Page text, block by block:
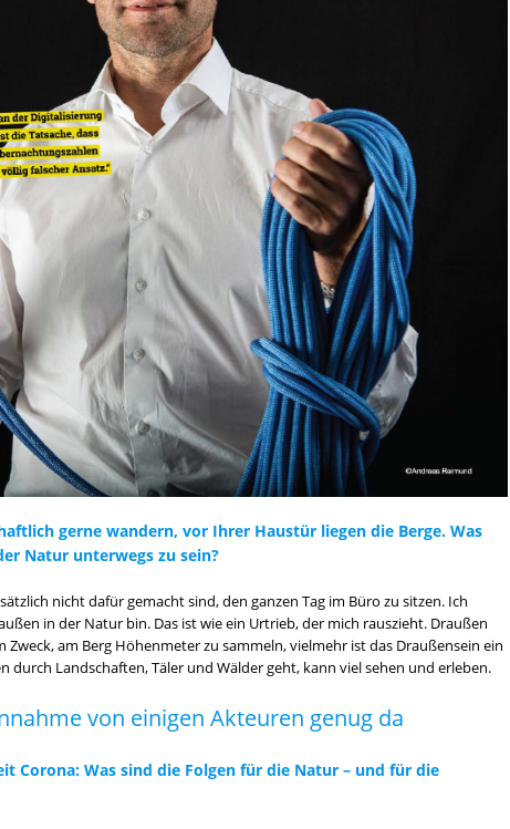
gerne wandern, vor Ihrer Haustür liegen die Berge. Was
Natur unterwegs zu sein?
nicht dafür gemacht sind, den ganzen Tag im Büro zu sitzen. Ich
in der Natur bin. Das ist wie ein Urtrieb, der mich rauszieht. Draußen
am Berg Höhenmeter zu sammeln, vielmehr ist das Draußensein ein
durch Landschaften, Täler und Wälder geht, kann viel sehen und erleben.
von einigen Akteuren genug da
Corona: Was sind die Folgen für die Natur – und für die